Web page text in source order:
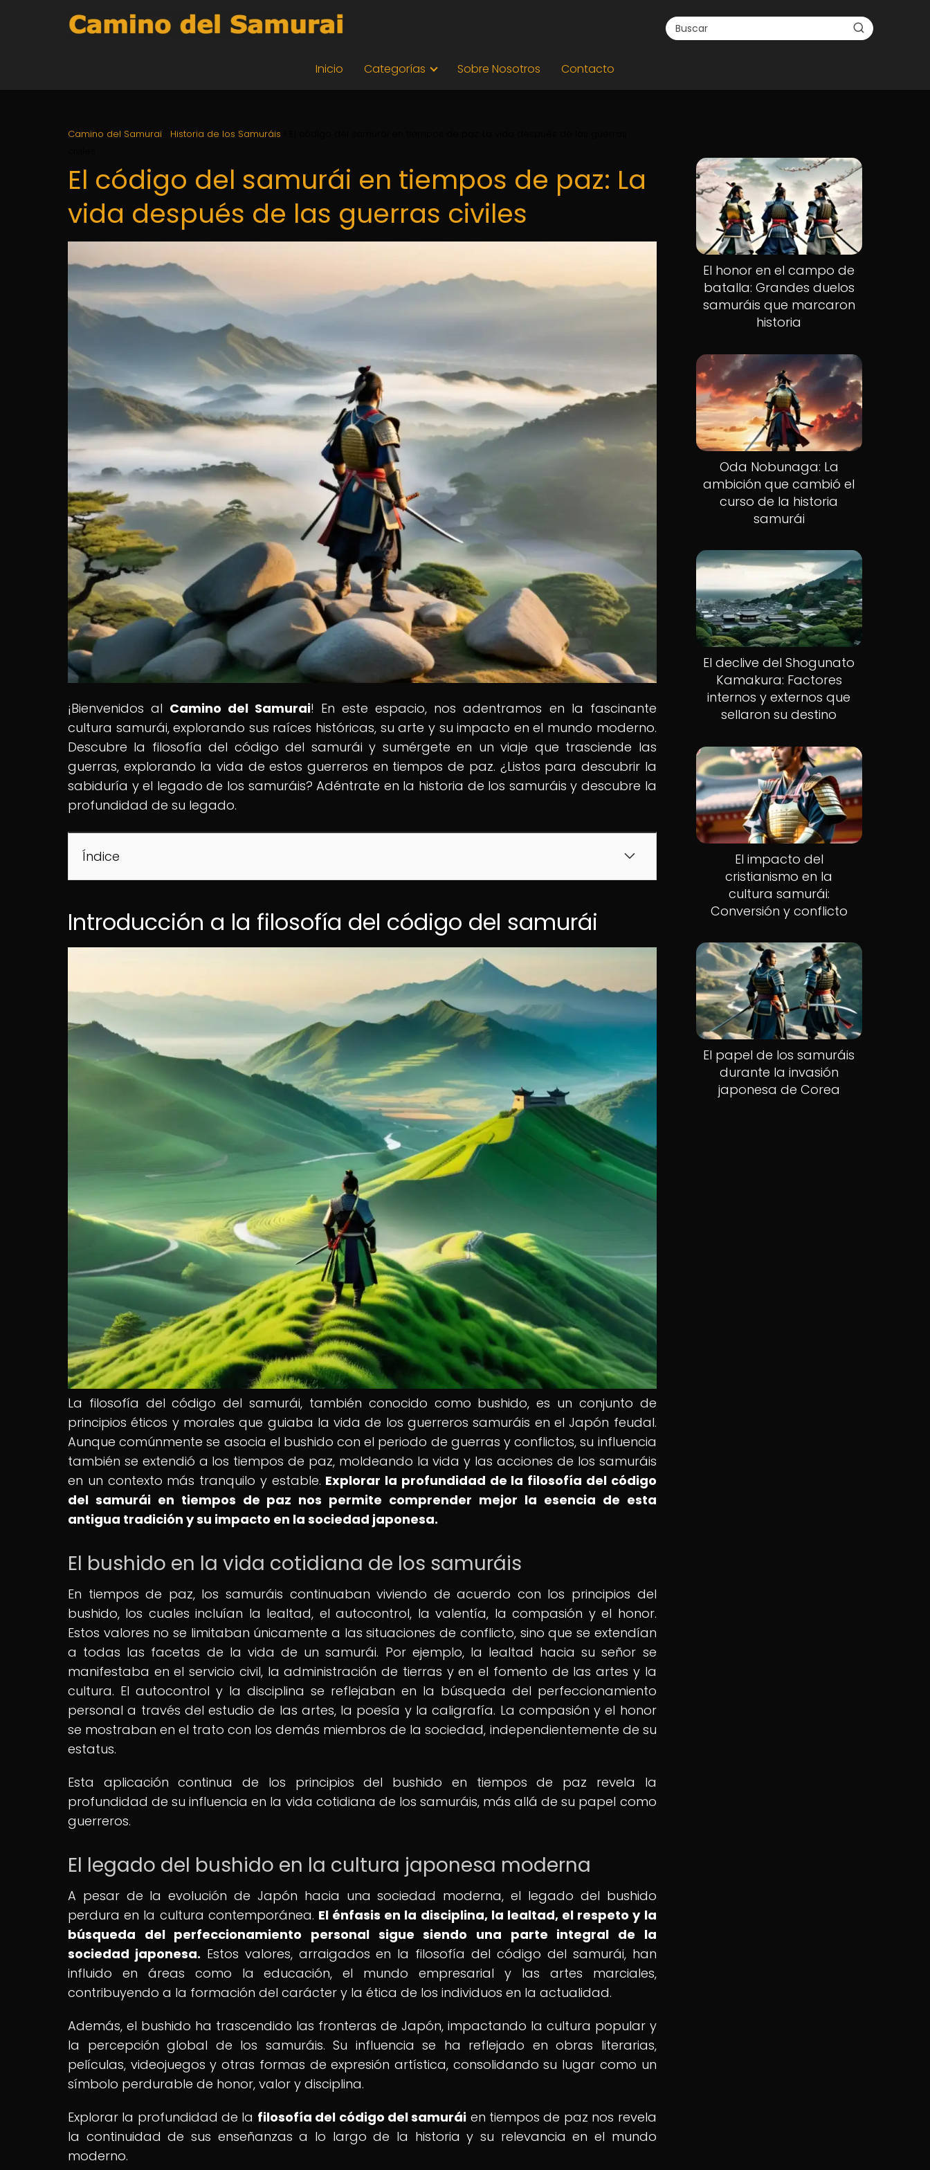
Inicio Categorías Sobre Nosotros Contacto
Camino del Samurai Historia de los Samuráis
El código del samurái en tiempos de paz: La
vida después de las guerras civiles
¡Bienvenidos al Camino del Samurai! En este espacio, nos adentramos en la fascinante
cultura samurái, explorando sus raíces históricas, su arte y su impacto en el mundo moderno.
Descubre la filosofía del código del samurái y sumérgete en un viaje que trasciende las
guerras, explorando la vida de estos guerreros en tiempos de paz. ¿Listos para descubrir la
sabiduría y el legado de los samuráis? Adéntrate en la historia de los samuráis y descubre la
profundidad de su legado.
Índice
Introducción a la filosofía del código del samurái
La filosofía del código del samurái, también conocido como bushido, es un conjunto de
principios éticos y morales que guiaba la vida de los guerreros samuráis en el Japón feudal.
Aunque comúnmente se asocia el bushido con el periodo de guerras y conflictos, su influencia
también se extendió a los tiempos de paz, moldeando la vida y las acciones de los samuráis
en un contexto más tranquilo y estable. Explorar la profundidad de la filosofía del código
del samurái en tiempos de paz nos permite comprender mejor la esencia de esta
antigua tradición y su impacto en la sociedad japonesa.
El bushido en la vida cotidiana de los samuráis
En tiempos de paz, los samuráis continuaban viviendo de acuerdo con los principios del
bushido, los cuales incluían la lealtad, el autocontrol, la valentía, la compasión y el honor.
Estos valores no se limitaban únicamente a las situaciones de conflicto, sino que se extendían
a todas las facetas de la vida de un samurái. Por ejemplo, la lealtad hacia su señor se
manifestaba en el servicio civil, la administración de tierras y en el fomento de las artes y la
cultura. El autocontrol y la disciplina se reflejaban en la búsqueda del perfeccionamiento
personal a través del estudio de las artes, la poesía y la caligrafía. La compasión y el honor
se mostraban en el trato con los demás miembros de la sociedad, independientemente de su
estatus.
Esta aplicación continua de los principios del bushido en tiempos de paz revela la
profundidad de su influencia en la vida cotidiana de los samuráis, más allá de su papel como
guerreros.
El legado del bushido en la cultura japonesa moderna
A pesar de la evolución de Japón hacia una sociedad moderna, el legado del bushido
perdura en la cultura contemporánea. El énfasis en la disciplina, la lealtad, el respeto y la
búsqueda del perfeccionamiento personal sigue siendo una parte integral de la
sociedad japonesa. Estos valores, arraigados en la filosofía del código del samurái, han
influido en áreas como la educación, el mundo empresarial y las artes marciales,
contribuyendo a la formación del carácter y la ética de los individuos en la actualidad.
Además, el bushido ha trascendido las fronteras de Japón, impactando la cultura popular y
la percepción global de los samuráis. Su influencia se ha reflejado en obras literarias,
películas, videojuegos y otras formas de expresión artística, consolidando su lugar como un
símbolo perdurable de honor, valor y disciplina.
Explorar la profundidad de la filosofía del código del samurái en tiempos de paz nos revela
la continuidad de sus enseñanzas a lo largo de la historia y su relevancia en el mundo
moderno.
El honor en el campo de
batalla: Grandes duelos
samuráis que marcaron
historia
Oda Nobunaga: La
ambición que cambió el
curso de la historia
samurái
El declive del Shogunato
Kamakura: Factores
internos y externos que
sellaron su destino
El impacto del
cristianismo en la
cultura samurái:
Conversión y conflicto
El papel de los samuráis
durante la invasión
japonesa de Corea